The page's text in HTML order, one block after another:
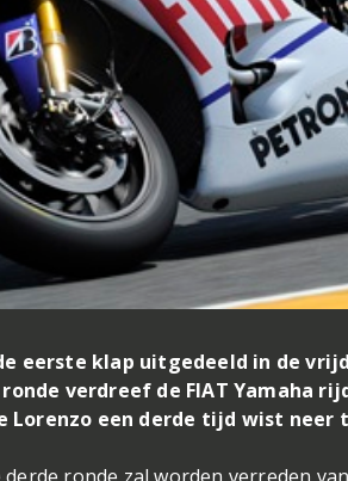
eerste klap uitgedeeld in de
verdreef de FIAT Yamaha
Lorenzo een derde tijd wist neer